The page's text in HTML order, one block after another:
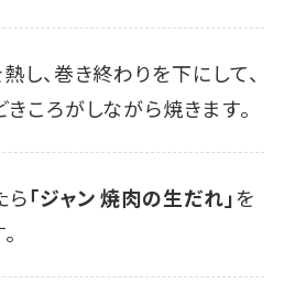
し、巻き終わりを下にして、
ころがしながら焼きます。
ら「ジャン 焼肉の生だれ」を